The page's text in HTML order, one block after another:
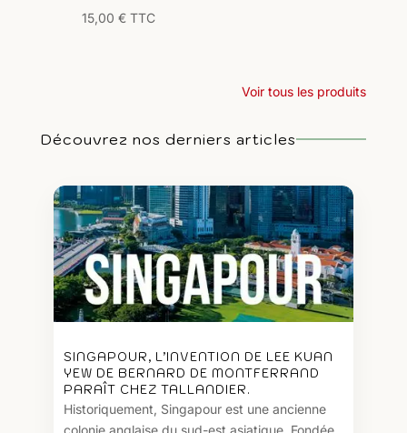
15,00€ TTC
Voir tous les produits
Découvrez nos derniers articles
SINGAPOUR, L’INVENTION DE LEE KUAN
YEW DE BERNARD DE MONTFERRAND
PARAÎT CHEZ TALLANDIER.
Historiquement, Singapour est une ancienne
colonie anglaise du sud-est asiatique. Fondée